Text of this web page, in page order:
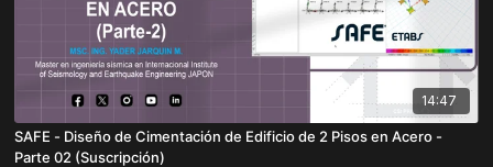
14:47
SAFE - Diseño de Cimentación de Edificio de 2 Pisos en Acero -
Parte 02 (Suscripción)